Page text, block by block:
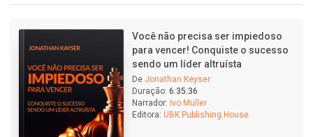
Você não precisa ser impiedoso
para vencer! Conquiste o sucesso
sendo um líder altruísta
De Jonathan Keyser
Duração: 6:35:36
Narrador: Ivo Müller
Editora: UBK Publishing House